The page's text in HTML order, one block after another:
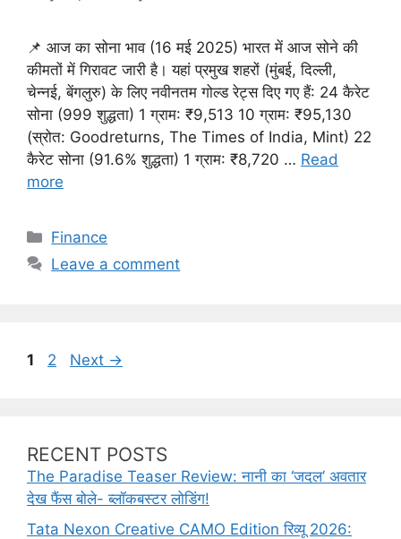
📌 आज का सोना भाव (16 मई 2025) भारत में आज सोने की
कीमतों में गिरावट जारी है। यहां प्रमुख शहरों (मुंबई, दिल्ली,
चेन्नई, बेंगलुरु) के लिए नवीनतम गोल्ड रेट्स दिए गए हैं: 24 कैरेट
सोना (999 शुद्धता) 1 ग्राम: ₹9,513 10 ग्राम: ₹95,130
(स्रोत: Goodreturns, The Times of India, Mint) 22
कैरेट सोना (91.6% शुद्धता) 1 ग्राम: ₹8,720 … Read
more
C
a
r
Finance
Leave a comment
P
1
P
2 Next →
RECENT POSTS
The Paradise Teaser Review: नानी का ‘जदल’ अवतार
देख फैंस बोले- ब्लॉकबस्टर लोडिंग!
Tata Nexon Creative CAMO Edition रिव्यू 2026: